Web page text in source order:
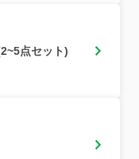
点セット)